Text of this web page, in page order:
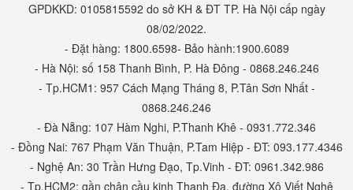
GPDKKD: 0105815592 do sở KH & ĐT TP. Hà Nội cấp ngày
08/02/2022.
- Đặt hàng: 1800.6598- Bảo hành:1900.6089
- Hà Nội: số 158 Thanh Bình, P. Hà Đông - 0868.246.246
- Tp.HCM1: 957 Cách Mạng Tháng 8, P.Tân Sơn Nhất -
0868.246.246
- Đà Nẵng: 107 Hàm Nghi, P.Thanh Khê - 0931.772.346
- Đồng Nai: 767 Phạm Văn Thuận, P.Tam Hiệp - ĐT: 093.177.4346
- Nghệ An: 30 Trần Hưng Đạo, Tp.Vinh - ĐT: 0961.342.986
- Tp.HCM2: gần chân cầu kinh Thanh Đa, đường Xô Viết Nghệ